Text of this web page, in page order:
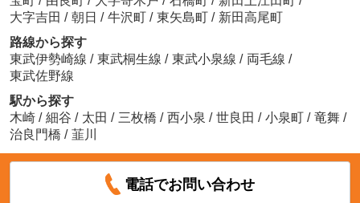
大字吉田 / 朝日 / 牛沢町 / 東矢島町 / 新田高尾町
路線から探す
東武伊勢崎線 / 東武桐生線 / 東武小泉線 / 両毛線 /
東武佐野線
駅から探す
木崎 / 細谷 / 太田 / 三枚橋 / 西小泉 / 世良田 / 小泉町 / 竜舞 /
治良門橋 / 韮川
電話でお問い合わせ